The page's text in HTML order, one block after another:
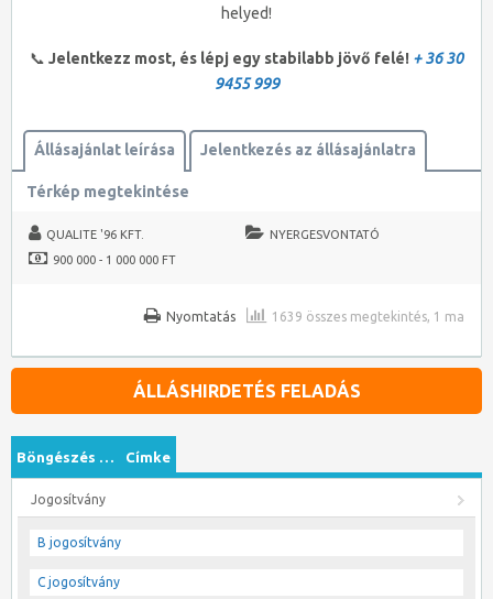
helyed!
📞 Jelentkezz most, és lépj egy stabilabb jövő felé! + 36 30
9455 999
Állásajánlat leírása Jelentkezés az állásajánlatra
Térkép megtekintése
QUALITE '96 KFT.
NYERGESVONTATÓ
900 000 - 1 000 000 FT
1639 összes megtekintés, 1 ma
Nyomtatás
ÁLLÁSHIRDETÉS FELADÁS
Böngészés … Címke
Jogosítvány
B jogosítvány
C jogosítvány